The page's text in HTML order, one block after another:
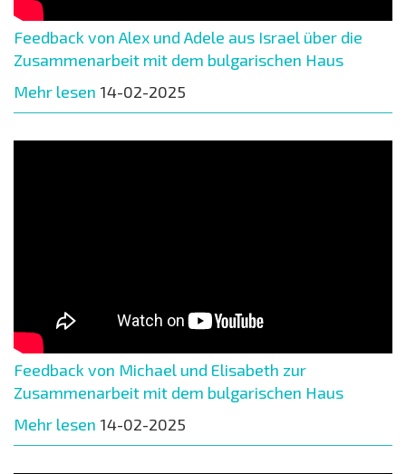
Feedback von Alex und Adele aus Israel über die
Zusammenarbeit mit dem bulgarischen Haus
Mehr lesen 14-02-2025
Feedback von Michael und Elisabeth zur
Zusammenarbeit mit dem bulgarischen Haus
Mehr lesen 14-02-2025